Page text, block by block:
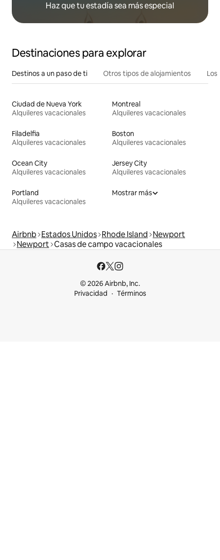
Haz que tu estadía sea más especial
Destinaciones para explorar
Destinos a un paso de ti Otros tipos de alojamientos
Ciudad de Nueva York
Alquileres vacacionales
Montreal
Alquileres vacacionales
Filadelfia
Alquileres vacacionales
Boston
Alquileres vacacionales
Ocean City
Alquileres vacacionales
Jersey City
Alquileres vacacionales
Portland
Alquileres vacacionales
Mostrar más
Airbnb Estados Unidos Rhode Island Newport
Newport Casas de campo vacacionales
© 2026 Airbnb, Inc.
Privacidad
Términos